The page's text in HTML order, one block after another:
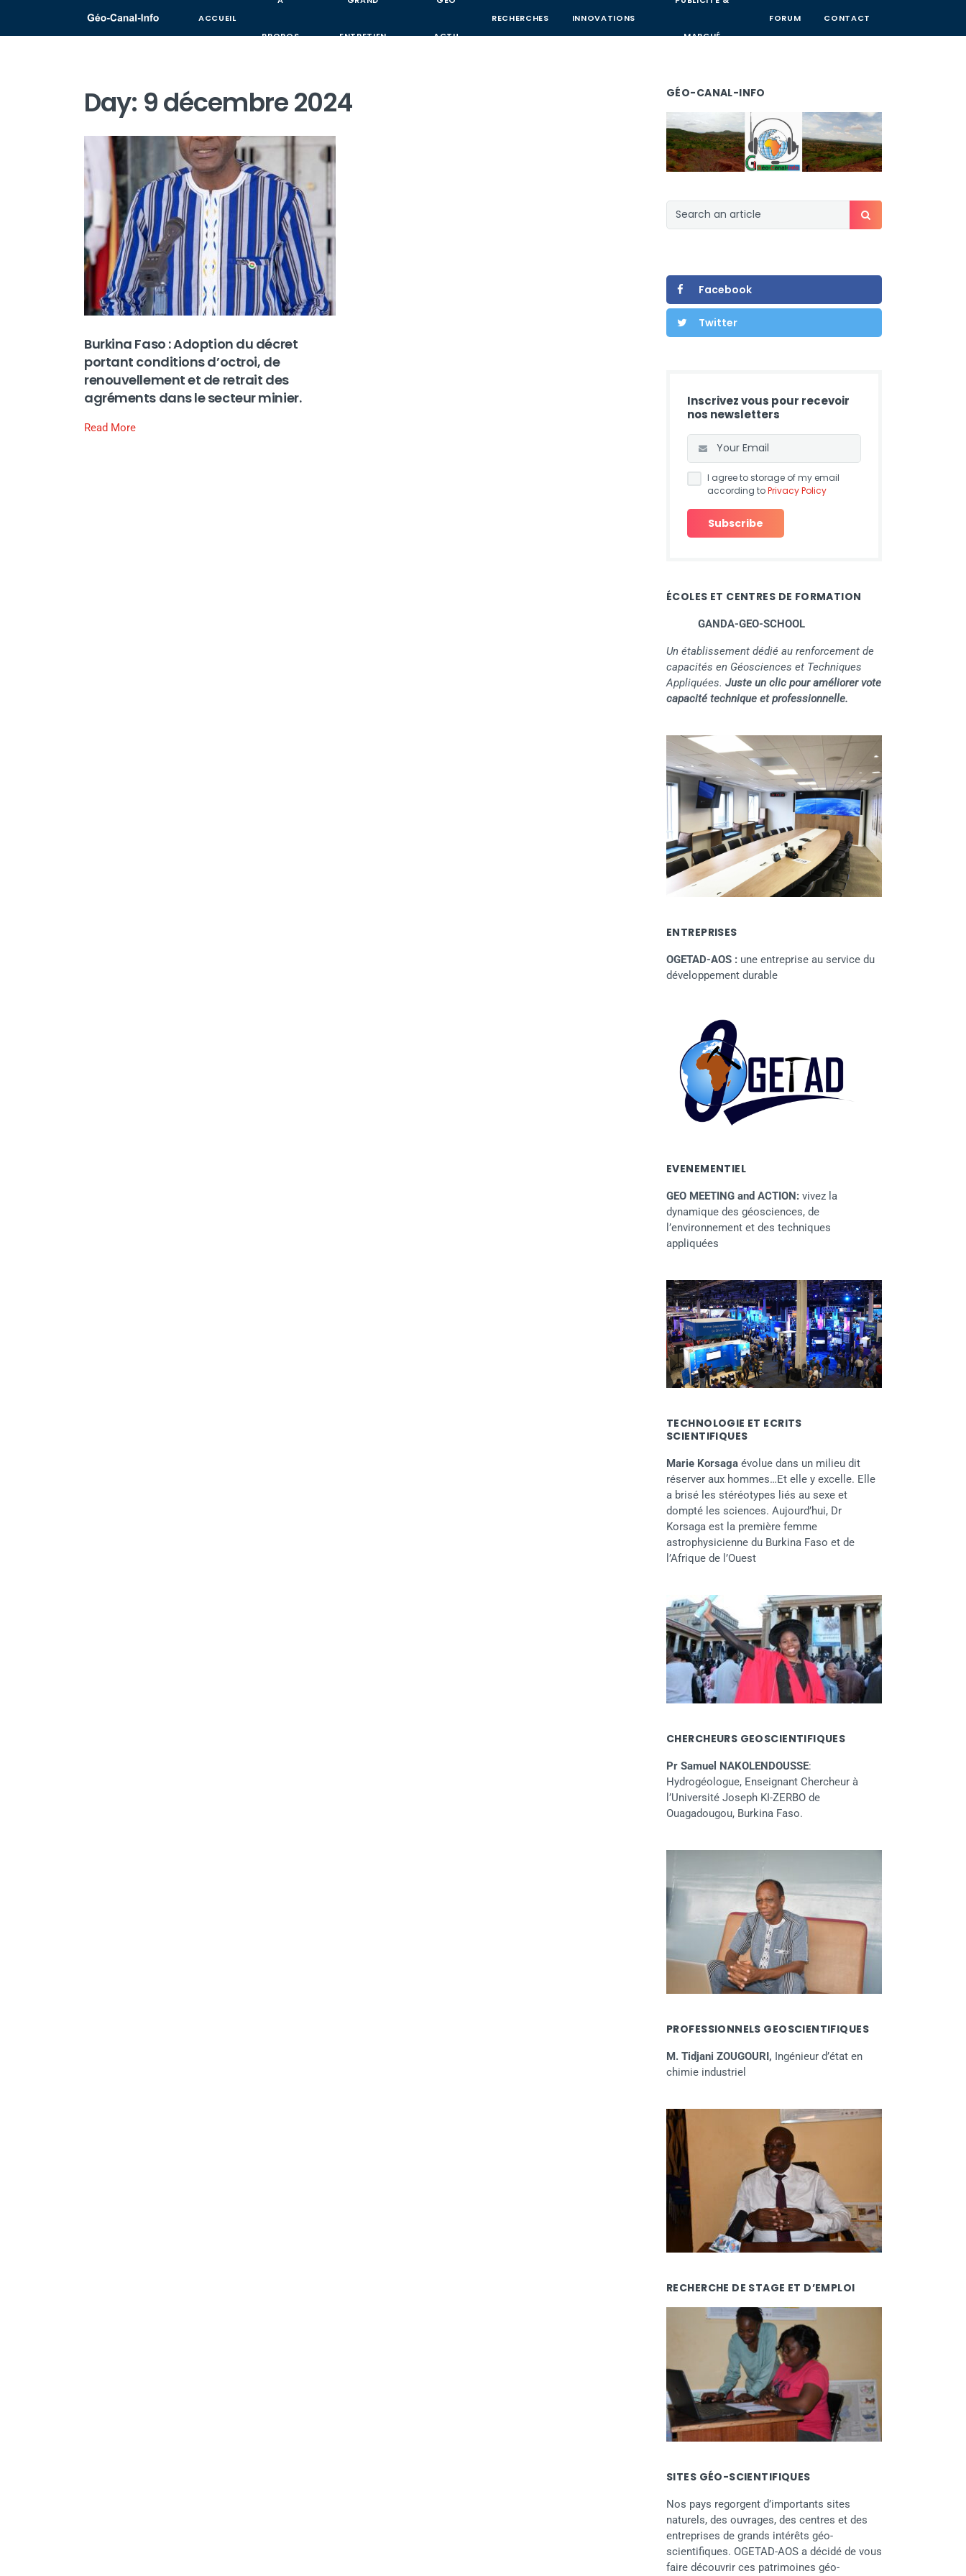
ACCUEIL
PROPOS ENTRETIEN ACTU
RECHERCHES INNOVATIONS
MARCHÉ
FORUM CONTACT
Day: 9 décembre 2024
Burkina Faso : Adoption du décret
portant conditions d’octroi, de
renouvellement et de retrait des
agréments dans le secteur minier.
Read More
GÉO-CANAL-INFO
Facebook
Twitter
Inscrivez vous pour recevoir
nos newsletters
I agree to storage of my email
according toPrivacy Policy
ÉCOLES ET CENTRES DE FORMATION
GANDA-GEO-SCHOOL
Un établissement dédié au renforcement de
capacités en Géosciences et Techniques
Appliquées. Juste un clic pour améliorer vote
capacité technique et professionnelle.
ENTREPRISES
OGETAD-AOS : une entreprise au service du
développement durable
EVENEMENTIEL
GEO MEETING and ACTION: vivez la
dynamique des géosciences, de
l’environnement et des techniques
appliquées
TECHNOLOGIE ET ECRITS
SCIENTIFIQUES
Marie Korsaga évolue dans un milieu dit
réserver aux hommes…Et elle y excelle. Elle
a brisé les stéréotypes liés au sexe et
dompté les sciences. Aujourd’hui, Dr
Korsaga est la première femme
astrophysicienne du Burkina Faso et de
l’Afrique de l’Ouest
CHERCHEURS GEOSCIENTIFIQUES
Pr Samuel NAKOLENDOUSSE:
Hydrogéologue, Enseignant Chercheur à
l’Université Joseph KI-ZERBO de
Ouagadougou, Burkina Faso.
PROFESSIONNELS GEOSCIENTIFIQUES
M. Tidjani ZOUGOURI, Ingénieur d’état en
chimie industriel
RECHERCHE DE STAGE ET D’EMPLOI
SITES GÉO-SCIENTIFIQUES
Nos pays regorgent d’importants sites
naturels, des ouvrages, des centres et des
entreprises de grands intérêts géo-
scientifiques. OGETAD-AOS a décidé de vous
faire découvrir ces patrimoines géo-